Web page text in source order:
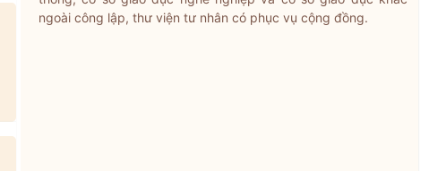
ngoài công lập, thư viện tư nhân có phục vụ cộng đồng.